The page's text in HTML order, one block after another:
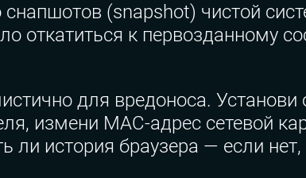
снапшотов (snapshot) чистой
откатиться к первозданному
для вредоноса.
измени MAC-адрес сетевой
история браузера — если